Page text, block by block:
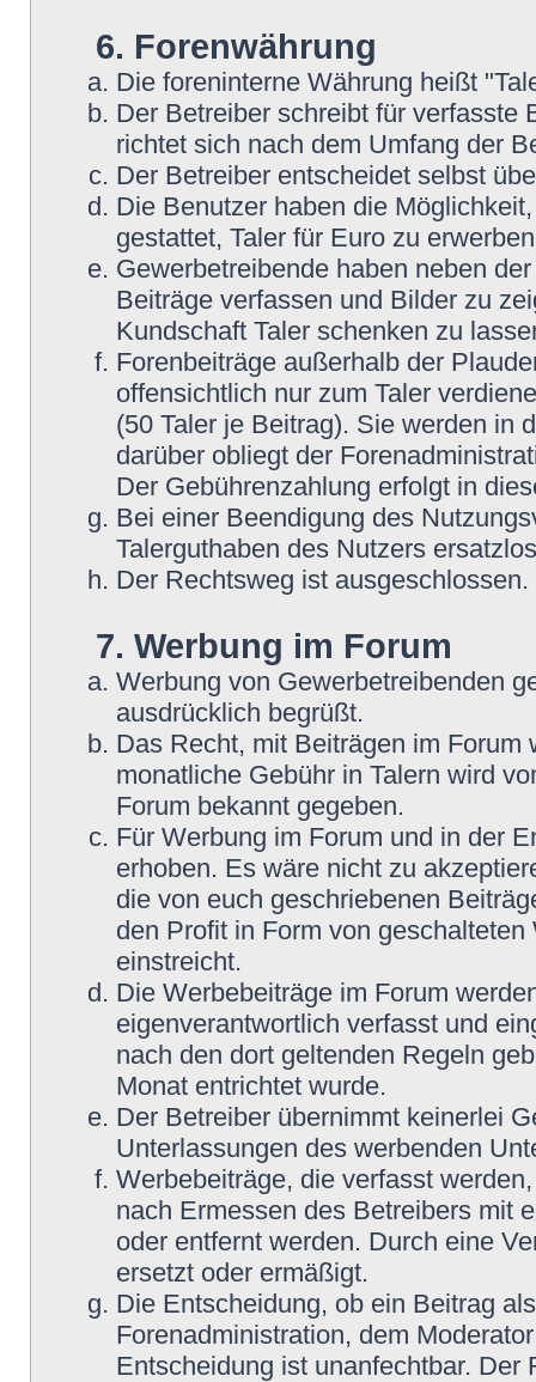
6. Forenwährung
Die foreninterne Währung heißt
Der Betreiber schreibt für verfasste
richtet sich nach dem Umfang der
Der Betreiber entscheidet selbst
Die Benutzer haben die
gestattet, Taler für Euro zu
Gewerbetreibende haben neben
Beiträge verfassen und Bilder zu
Kundschaft Taler schenken zu
Forenbeiträge außerhalb der
offensichtlich nur zum Taler
(50 Taler je Beitrag). Sie werden in
darüber obliegt der
Der Gebührenzahlung erfolgt in
Bei einer Beendigung des
Talerguthaben des Nutzers
Der Rechtsweg ist ausgeschlossen.
7. Werbung im Forum
Werbung von Gewerbetreibenden
ausdrücklich begrüßt.
Das Recht, mit Beiträgen im
monatliche Gebühr in Talern wird
Forum bekannt gegeben.
Für Werbung im Forum und in der
erhoben. Es wäre nicht zu
die von euch geschriebenen
den Profit in Form von
einstreicht.
Die Werbebeiträge im Forum
eigenverantwortlich verfasst und
nach den dort geltenden Regeln
Monat entrichtet wurde.
Der Betreiber übernimmt keinerlei
Unterlassungen des werbenden
Werbebeiträge, die verfasst
nach Ermessen des Betreibers mit
oder entfernt werden. Durch eine
ersetzt oder ermäßigt.
Die Entscheidung, ob ein Beitrag
Forenadministration, dem
Entscheidung ist unanfechtbar.